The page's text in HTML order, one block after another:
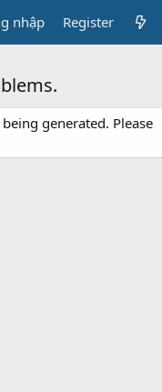
nhập Register
generated. Please